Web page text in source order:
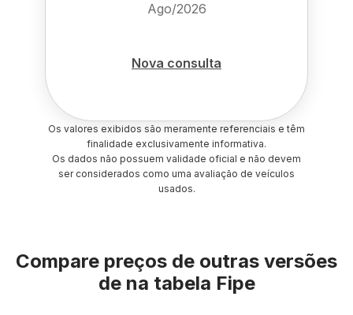
Ago/2026
Nova consulta
Os valores exibidos são meramente referenciais e têm
finalidade exclusivamente informativa.
Os dados não possuem validade oficial e não devem
ser considerados como uma avaliação de veículos
usados.
Compare preços de outras versões
de na tabela Fipe